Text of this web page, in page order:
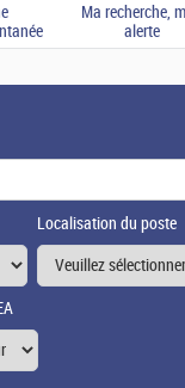
Ma recherche,
alerte
Localisation du poste